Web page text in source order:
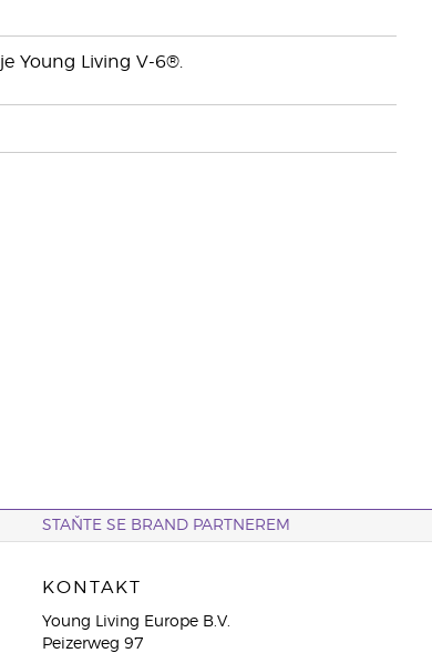
Young Living V-6®.
STAŇTE SE BRAND PARTNEREM
KONTAKT
Young Living Europe B.V.
Peizerweg 97